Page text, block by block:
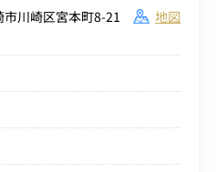
川崎区宮本町8-21
地図